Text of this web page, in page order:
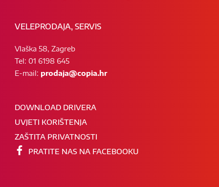
VELEPRODAJA, SERVIS
Vlaška 58, Zagreb
Tel: 01 6198 645
E-mail: prodaja@copia.hr
DOWNLOAD DRIVERA
UVJETI KORIŠTENJA
ZAŠTITA PRIVATNOSTI
PRATITE NAS NA FACEBOOKU